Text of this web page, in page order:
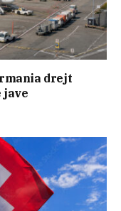
drejt
jave